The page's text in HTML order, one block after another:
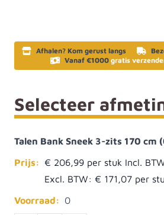
Afhalen? Kom gerust langs
Vanaf €1000 gratis
Selecteer
Talen Bank Sneek 3-zits 170 cm
Prijs: € 206,99
Excl. BTW: € 171,07
Voorraad:
0